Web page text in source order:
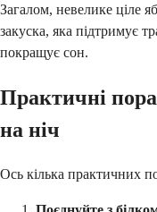
Загалом, невелике ціле
закуска, яка підтримує
покращує сон.
Практичні
на ніч
Ось кілька практичних